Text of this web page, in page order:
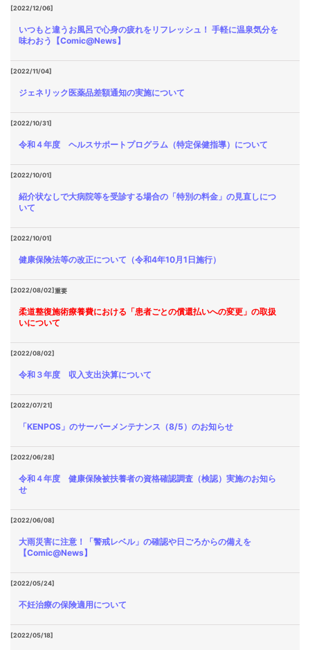
[2022/12/06]
いつもと違うお風呂で心身の疲れをリフレッシュ！ 手軽に温泉気分を
味わおう【Comic@News】
[2022/11/04]
ジェネリック医薬品差額通知の実施について
[2022/10/31]
令和４年度 ヘルスサポートプログラム（特定保健指導）について
[2022/10/01]
紹介状なしで大病院等を受診する場合の「特別の料金」の見直しにつ
いて
[2022/10/01]
健康保険法等の改正について（令和4年10月1日施行）
[2022/08/02]重要
柔道整復施術療養費における「患者ごとの償還払いへの変更」の取扱
いについて
[2022/08/02]
令和３年度 収入支出決算について
[2022/07/21]
「KENPOS」のサーバーメンテナンス（8/5）のお知らせ
[2022/06/28]
令和４年度 健康保険被扶養者の資格確認調査（検認）実施のお知ら
せ
[2022/06/08]
大雨災害に注意！「警戒レベル」の確認や日ごろからの備えを
【Comic@News】
[2022/05/24]
不妊治療の保険適用について
[2022/05/18]